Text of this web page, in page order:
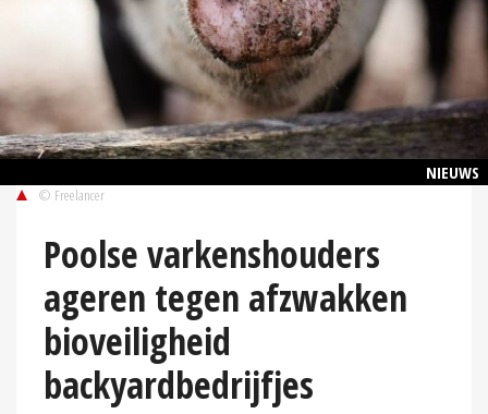
NIEUWS
© Freelancer
Poolse varkenshouders
ageren tegen afzwakken
bioveiligheid
backyardbedrijfjes